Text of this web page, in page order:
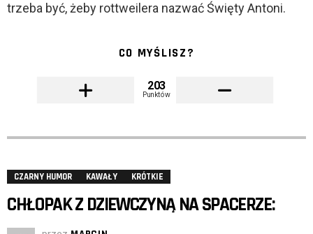
trzeba być, żeby rottweilera nazwać Święty Antoni.
CO MYŚLISZ?
203
Punktów
CZARNY HUMOR KAWAŁY KRÓTKIE
CHŁOPAK Z DZIEWCZYNĄ NA SPACERZE: